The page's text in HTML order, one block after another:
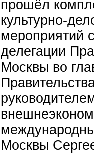
прошёл
культурно-
мероприятий
делегации
Москвы во
Москвы